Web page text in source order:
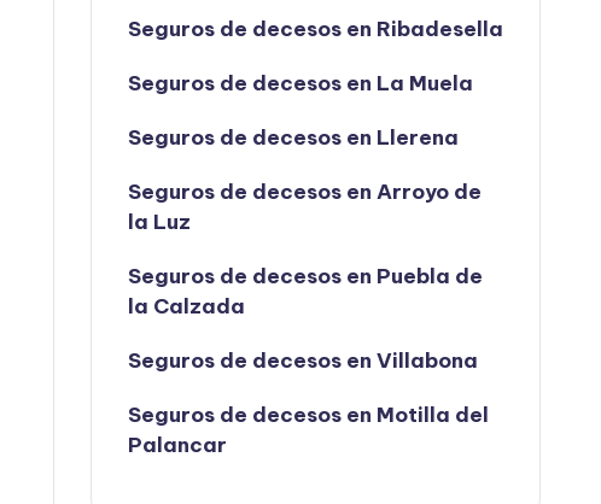
Seguros de decesos en Ribadesella
Seguros de decesos en La Muela
Seguros de decesos en Llerena
Seguros de decesos en Arroyo de
la Luz
Seguros de decesos en Puebla de
la Calzada
Seguros de decesos en Villabona
Seguros de decesos en Motilla del
Palancar